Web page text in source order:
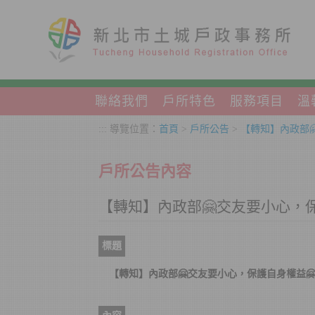
聯絡我們 戶所特色 服務項目 溫
::: 導覽位置： 首頁 > 戶所公告 > 【轉知】內政
戶所公告內容
【轉知】內政部🤗交友要小心，
標題
【轉知】內政部🤗交友要小心，保護自身權益🤗